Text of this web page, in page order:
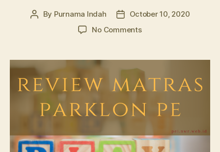
Post
By Purnama Indah
PostOctober 10, 2020
No Commentson
PE:
Sebuah
Review